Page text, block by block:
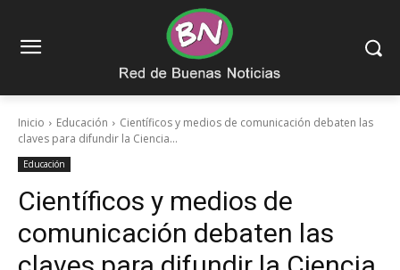
Inicio Educación
Científicos y medios de comunicación debaten las
claves para difundir la Ciencia...
Educación
Científicos y medios de
comunicación debaten las